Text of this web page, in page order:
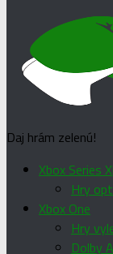
Daj hrám zelenú!
Xbox Series
Hry
Xbox One
Hry
Dolby